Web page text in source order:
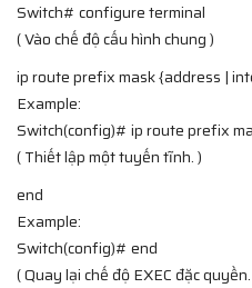
Switch# configure terminal
( Vào chế độ cấu hình chung )
ip route prefix mask {address |
Example:
Switch(config)# ip route prefix
( Thiết lập một tuyến tĩnh. )
end
Example:
Switch(config)# end
( Quay lại chế độ EXEC đặc